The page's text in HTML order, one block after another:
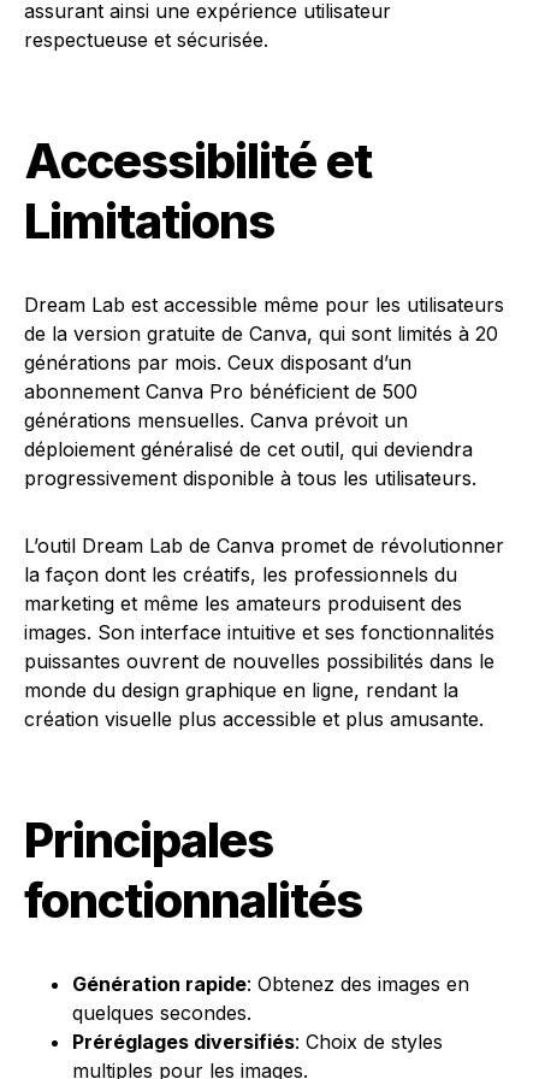
assurant ainsi une expérience utilisateur
respectueuse et sécurisée.
Accessibilité et
Limitations
Dream Lab est accessible même pour les utilisateurs
de la version gratuite de Canva, qui sont limités à 20
générations par mois. Ceux disposant d’un
abonnement Canva Pro bénéficient de 500
générations mensuelles. Canva prévoit un
déploiement généralisé de cet outil, qui deviendra
progressivement disponible à tous les utilisateurs.
L’outil Dream Lab de Canva promet de révolutionner
la façon dont les créatifs, les professionnels du
marketing et même les amateurs produisent des
images. Son interface intuitive et ses fonctionnalités
puissantes ouvrent de nouvelles possibilités dans le
monde du design graphique en ligne, rendant la
création visuelle plus accessible et plus amusante.
Principales
fonctionnalités
Génération rapide: Obtenez des images en
quelques secondes.
Préréglages diversifiés: Choix de styles
multiples pour les images.